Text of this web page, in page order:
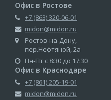
Офис в Ростове
+7 (863) 320-06-01
midon@midon.ru
Ростов-на-Дону,
пер.Нефтяной, 2а
Пн-Пт с 8:30 до 17:30
Офис в Краснодаре
+7 (861) 205-19-01
midon@midon.ru